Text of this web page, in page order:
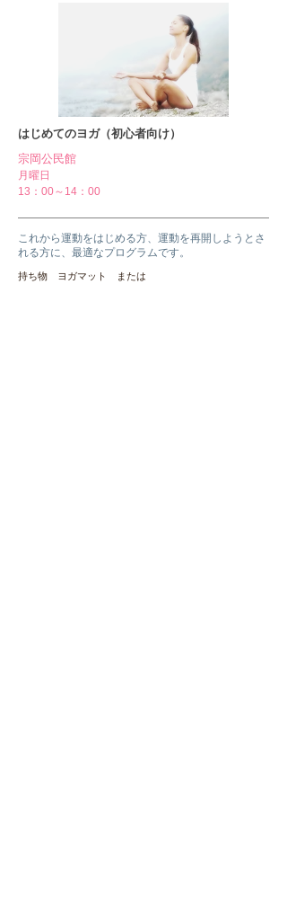
​はじめてのヨガ（初心者向け）
宗岡公民館
月曜日
13：00～14：00
これから運動をはじめる方、運動を再開しようとさ
れる方に、最適なプログラムです。
持ち物 ヨガマット または